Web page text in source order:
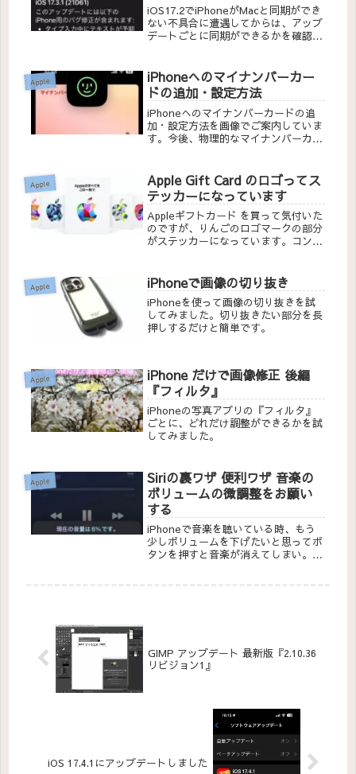
iOS17.2でiPhoneがMacと同期ができ
ない不具合に遭遇してからは、アップ
デートごとに同期ができるかを確認す
使い方で問題になる点はありませんで
した。
Apple
iPhoneへのマイナンバーカー
ドの追加・設定方法
iPhoneへのマイナンバーカードの追
加・設定方法を画像でご案内していま
す。今後、物理的なマイナンバーカー
インの行政サービスを受けることがで
きます。
Apple
Apple Gift Card のロゴってス
テッカーになっています
Appleギフトカード を買って気付いた
のですが、りんごのロゴマークの部分
がステッカーになっています。コンビ
Apple iPhoneで画像の切り抜き
iPhoneを使って画像の切り抜きを試
してみました。切り抜きたい部分を長
押しするだけと簡単です。
Apple
iPhone だけで画像修正 後編
『フィルタ』
iPhoneの写真アプリの『フィルタ』
ごとに、どれだけ調整ができるかを試
してみました。
Apple
Siriの裏ワザ 便利ワザ 音楽の
ボリュームの微調整をお願い
する
iPhoneで音楽を聴いている時、もう
少しボリュームを下げたいと思ってボ
タンを押すと音楽が消えてしまい。ボ
GIMP アップデート 最新版『2.10.36
リビジョン1』
iOS 17.4.1にアップデートしました